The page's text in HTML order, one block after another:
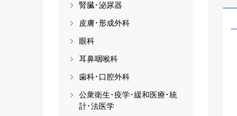
腎臓･泌尿器
皮膚･形成外科
眼科
耳鼻咽喉科
歯科･口腔外科
公衆衛生･疫学･緩和医療･統
計･法医学